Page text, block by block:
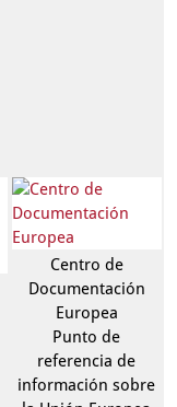
Centro de
Documentación
Europea
Punto de
referencia de
información sobre